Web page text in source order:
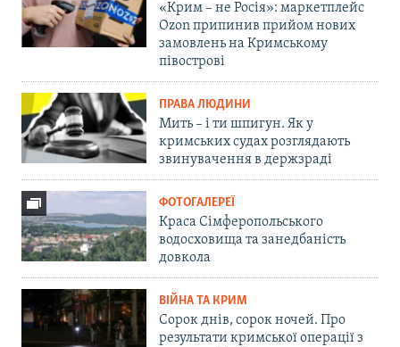
«Крим – не Росія»: маркетплейс
Ozon припинив прийом нових
замовлень на Кримському
півострові
ПРАВА ЛЮДИНИ
Мить – і ти шпигун. Як у
кримських судах розглядають
звинувачення в держзраді
ФОТОГАЛЕРЕЇ
Краса Сімферопольського
водосховища та занедбаність
довкола
ВІЙНА ТА КРИМ
Сорок днів, сорок ночей. Про
результати кримської операції з